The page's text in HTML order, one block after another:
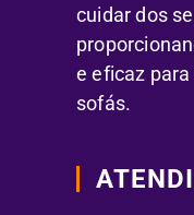
cuidar dos
e eficaz
sofás.